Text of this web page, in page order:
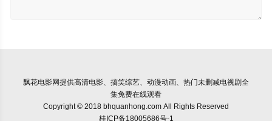
飘花电影网提供高清电影、搞笑综艺、动漫动画、热门未删减电视剧全
集免费在线观看
Copyright © 2018 bhquanhong.com All Rights Reserved
桂ICP备18005686号-1